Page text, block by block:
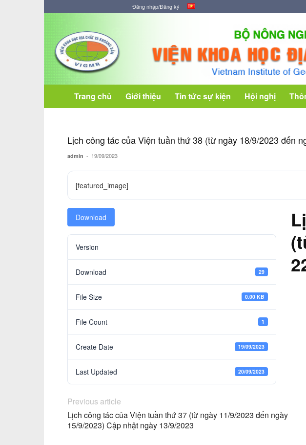
Đăng nhập/Đăng ký
Viện
Khoa
học
Địa
chất
và
Khoáng
sản
Trang chủ Giới thiệu Tin tức sự kiện Hội nghị
Lịch công tác của Viện tuần thứ 38 (từ ngày 18/9/2023 đến
admin - 19/09/2023
[featured_image]
Download
Version
Download 29
File Size 0.00 KB
File Count 1
Create Date 19/09/2023
Last Updated 20/09/2023
Previous article
Lịch công tác của Viện tuần thứ 37 (từ ngày 11/9/2023 đến ngày
15/9/2023) Cập nhật ngày 13/9/2023